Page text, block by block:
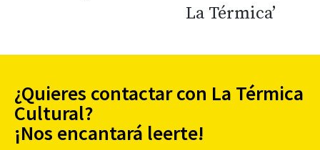
La Térmica’
¿Quieres contactar con La Térmica
Cultural?
¡Nos encantará leerte!